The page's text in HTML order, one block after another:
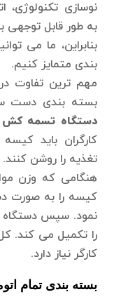
نوسازی
به طور قابل توجهی
بنابراین، ما می
بندی متمایز کنیم.
مهم ترین تفاوت
بسته بندی دست
دستگاه تسمه کش
کارگران باید
تغذیه را روشن کنند.
هنگامی که وزن
کیسه را به صورت
نمود. سپس دستگاه
کارگر نیاز دارد.
بسته بندی تمام